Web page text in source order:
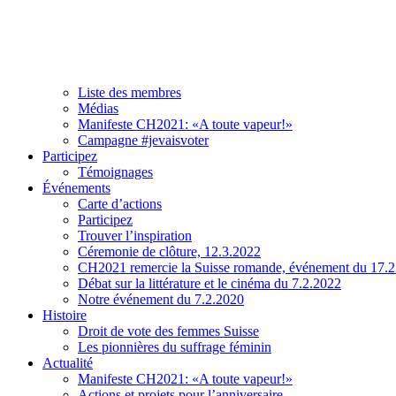
Liste des membres
Médias
Manifeste CH2021: «A toute vapeur!»
Campagne #jevaisvoter
Participez
Témoignages
Événements
Carte d’actions
Participez
Trouver l’inspiration
Céremonie de clôture, 12.3.2022
CH2021 remercie la Suisse romande, événement du
Débat sur la littérature et le cinéma du 7.2.2022
Notre événement du 7.2.2020
Histoire
Droit de vote des femmes Suisse
Les pionnières du suffrage féminin
Actualité
Manifeste CH2021: «A toute vapeur!»